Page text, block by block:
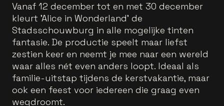
Vanaf 12 december tot en met 30 december
kleurt 'Alice in Wonderland' de
Stadsschouwburg in alle mogelijke tinten
fantasie. De productie speelt maar liefst
zestien keer en neemt je mee naar een wereld
waar alles nét even anders loopt. Ideaal als
familie-uitstap tijdens de kerstvakantie, maar
ook een feest voor iedereen die graag even
wegdroomt.